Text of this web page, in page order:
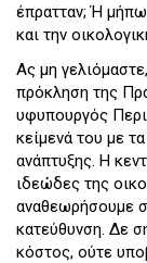
έπρατταν; Ή
και την
Ας μη
πρόκληση της
υφυπουργός
κείμενά του με
ανάπτυξης. Η
ιδεώδες της
αναθεωρήσουμε
κατεύθυνση. Δε
κόστος, ούτε